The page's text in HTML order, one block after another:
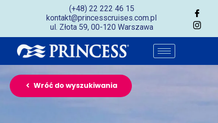
(+48) 22 222 46 15
kontakt@princesscruises.com.pl
ul. Złota 59, 00-120 Warszawa
Wróć do wyszukiwania